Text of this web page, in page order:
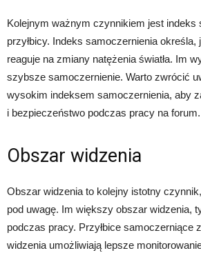
Kolejnym ważnym czynnikiem jest indeks
przyłbicy. Indeks samoczernienia określa,
reaguje na zmiany natężenia światła. Im
szybsze samoczernienie. Warto zwrócić
wysokim indeksem samoczernienia, aby
i bezpieczeństwo podczas pracy na forum.
Obszar widzenia
Obszar widzenia to kolejny istotny
pod uwagę. Im większy obszar widzenia,
podczas pracy. Przyłbice samoczerniące
widzenia umożliwiają lepsze